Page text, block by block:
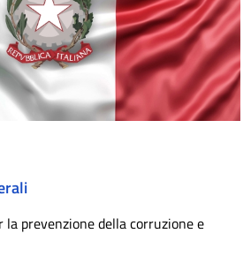
la prevenzione della corruzione e